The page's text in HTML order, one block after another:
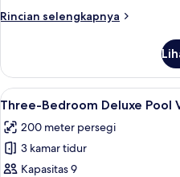
Pool
Central
Rincian selengkapnya
Rincian
Three-
Bedroom
Grand
Pool
Villa
Lihat
semua
foto
untuk
Three-
13
Three-Bedroom Deluxe Pool
200 meter persegi
3 kamar tidur
Kapasitas 9